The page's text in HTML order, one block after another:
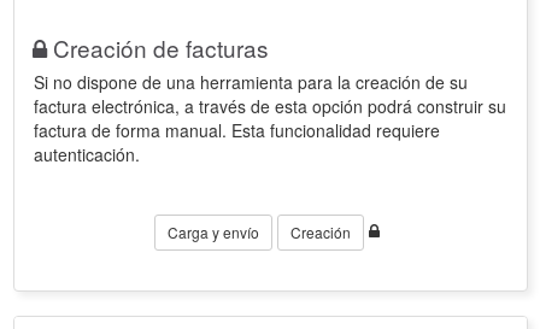
Creación de facturas
Si no dispone de una herramienta para la creación de su
factura electrónica, a través de esta opción podrá construir su
factura de forma manual. Esta funcionalidad requiere
autenticación.
Carga y envío Creación